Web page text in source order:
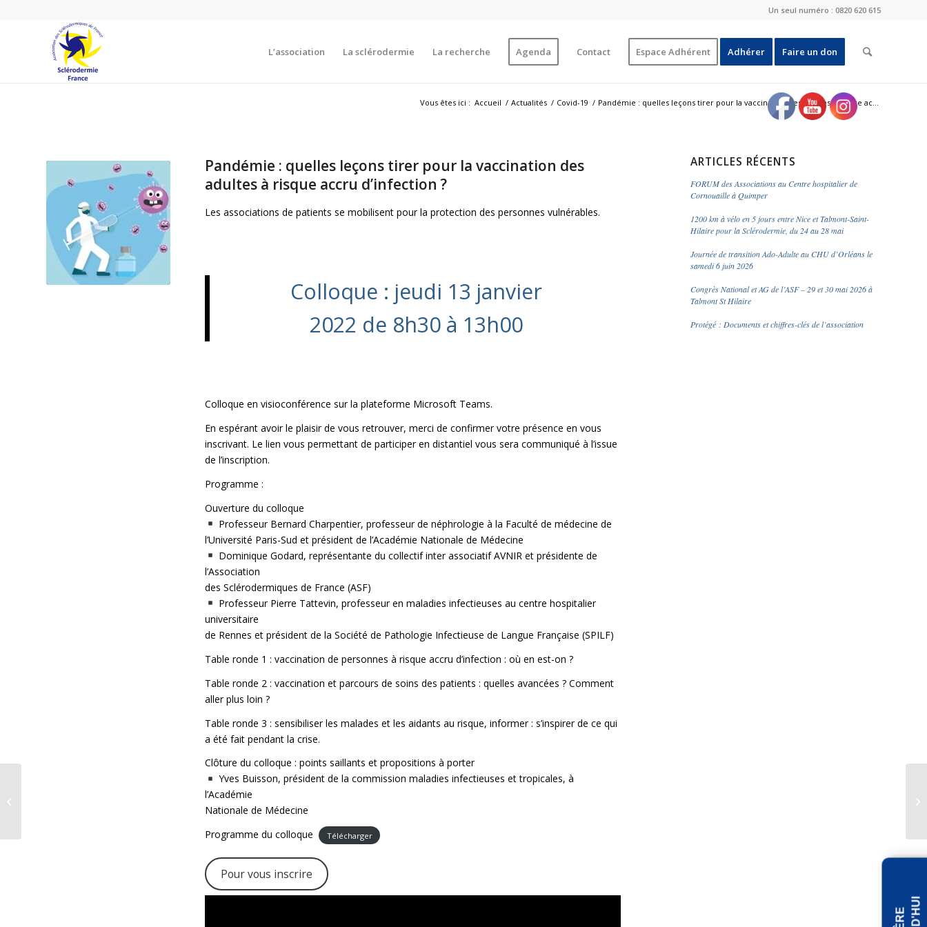
Un seul numéro : 0820 620 615
L’association La sclérodermie La recherche Agenda Contact Espace Adhérent Adhérer Faire un don
Vous êtes ici : Accueil / Actualités / Covid-19 / Pandémie : quelles leçons tirer pour la vaccination des adultes à risque ac...
Pandémie : quelles leçons tirer pour la vaccination des
adultes à risque accru d’infection ?
Les associations de patients se mobilisent pour la protection des personnes vulnérables.
Colloque : jeudi 13 janvier
2022 de 8h30 à 13h00
Colloque en visioconférence sur la plateforme Microsoft Teams.
En espérant avoir le plaisir de vous retrouver, merci de confirmer votre présence en vous
inscrivant. Le lien vous permettant de participer en distantiel vous sera communiqué à l’issue
de l’inscription.
Programme :
Ouverture du colloque
Professeur Bernard Charpentier, professeur de néphrologie à la Faculté de médecine de
l’Université Paris-Sud et président de l’Académie Nationale de Médecine
Dominique Godard, représentante du collectif inter associatif AVNIR et présidente de
l’Association
des Sclérodermiques de France (ASF)
Professeur Pierre Tattevin, professeur en maladies infectieuses au centre hospitalier
universitaire
de Rennes et président de la Société de Pathologie Infectieuse de Langue Française (SPILF)
Table ronde 1 : vaccination de personnes à risque accru d’infection : où en est-on ?
Table ronde 2 : vaccination et parcours de soins des patients : quelles avancées ? Comment
aller plus loin ?
Table ronde 3 : sensibiliser les malades et les aidants au risque, informer : s’inspirer de ce qui
a été fait pendant la crise.
Clôture du colloque : points saillants et propositions à porter
Yves Buisson, président de la commission maladies infectieuses et tropicales, à
l’Académie
Nationale de Médecine
Programme du colloque
Télécharger
Pour vous inscrire
ARTICLES RÉCENTS
FORUM des Associations au Centre hospitalier de
Cornouaille à Quimper
1200 km à vélo en 5 jours entre Nice et Talmont-Saint-
Hilaire pour la Sclérodermie, du 24 au 28 mai
Journée de transition Ado-Adulte au CHU d’Orléans le
samedi 6 juin 2026
Congrès National et AG de l’ASF – 29 et 30 mai 2026 à
Talmont St Hilaire
Protégé : Documents et chiffres-clés de l’association